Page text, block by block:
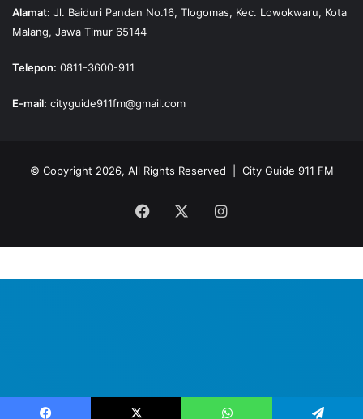
Alamat: Jl. Baiduri Pandan No.16, Tlogomas, Kec. Lowokwaru, Kota
Malang, Jawa Timur 65144
Telepon: 0811-3600-911
E-mail: cityguide911fm@gmail.com
© Copyright 2026, All Rights Reserved | City Guide 911 FM
Facebook Instagram